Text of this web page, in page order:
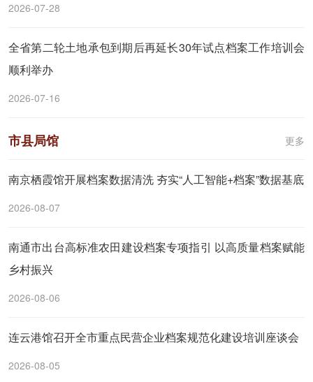
2026-07-28
全省第二轮土地承包到期后再延长30年试点档案工作培训会
顺利举办
2026-07-16
市县局馆 更多
南京栖霞馆开展档案数据清洗 夯实“人工智能+档案”数据基底
2026-08-07
南通市出台高标准农田建设档案专项指引 以高质量档案赋能
乡村振兴
2026-08-06
连云港馆召开全市重点民营企业档案规范化建设培训座谈会
2026-08-05